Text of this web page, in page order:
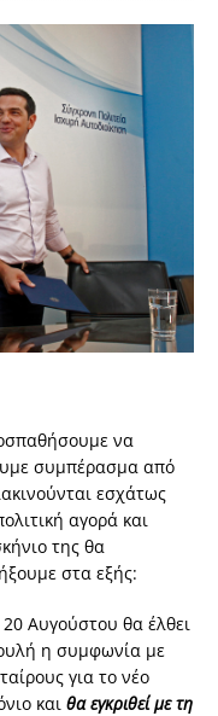
να
συμπέρασμα από
εσχάτως
αγορά και
της θα
στα εξής:
20 Αυγούστου θα έλθει
η συμφωνία με
για το νέο
και θα εγκριθεί με τη